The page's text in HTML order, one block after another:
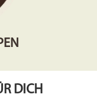
DICH